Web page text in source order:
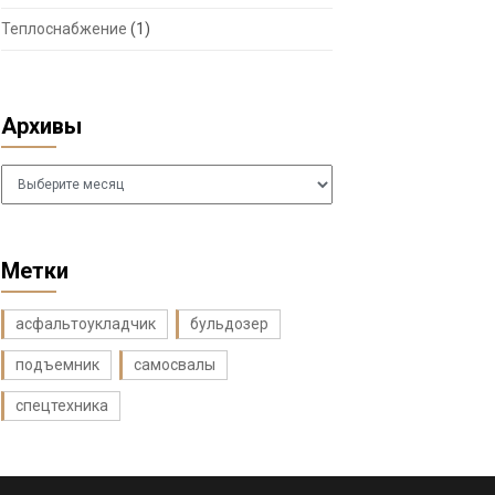
Теплоснабжение (1)
Архивы
Архивы
Метки
асфальтоукладчик бульдозер
подъемник самосвалы
спецтехника